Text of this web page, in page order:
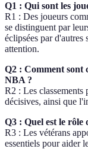
Q1 : Qui sont les
R1 : Des joueurs
se distinguent par
éclipsées par d'autres
attention.
Q2 : Comment sont
NBA ?
R2 : Les classements
décisives, ainsi que
Q3 : Quel est le rôle
R3 : Les vétérans
essentiels pour aider